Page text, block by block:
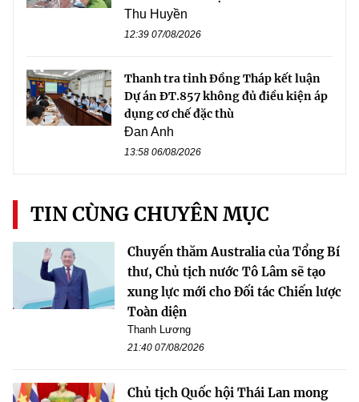
Thu Huyền
12:39 07/08/2026
Thanh tra tỉnh Đồng Tháp kết luận
Dự án ĐT.857 không đủ điều kiện áp
dụng cơ chế đặc thù
Đan Anh
13:58 06/08/2026
TIN CÙNG CHUYÊN MỤC
Chuyến thăm Australia của Tổng Bí
thư, Chủ tịch nước Tô Lâm sẽ tạo
xung lực mới cho Đối tác Chiến lược
Toàn diện
Thanh Lương
21:40 07/08/2026
Chủ tịch Quốc hội Thái Lan mong